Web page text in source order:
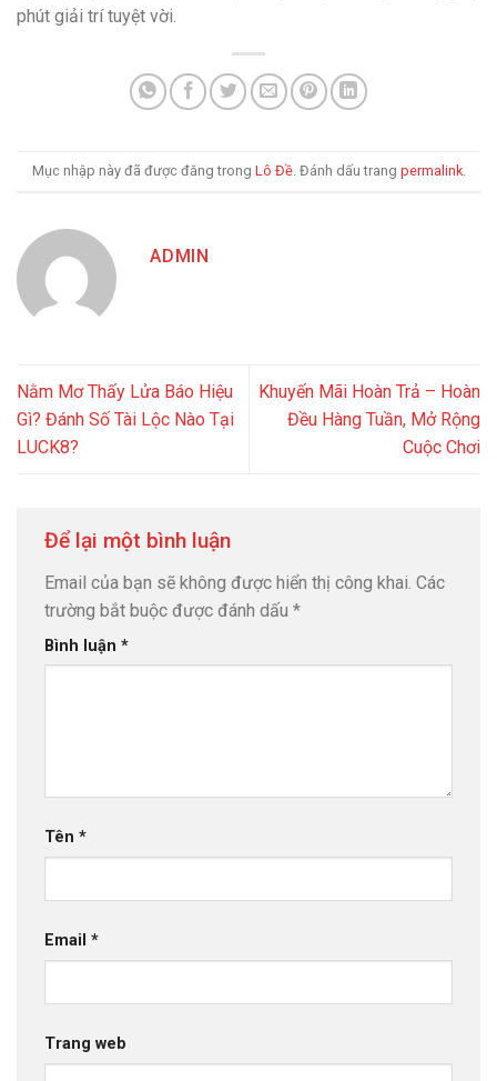
phút giải trí tuyệt vời.
Mục nhập này đã được đăng trong Lô Đề. Đánh dấu trang permalink.
ADMIN
Nằm Mơ Thấy Lửa Báo Hiệu
Gì? Đánh Số Tài Lộc Nào Tại
LUCK8?
Khuyến Mãi Hoàn Trả – Hoàn
Đều Hàng Tuần, Mở Rộng
Cuộc Chơi
Để lại một bình luận
Email của bạn sẽ không được hiển thị công khai. Các
trường bắt buộc được đánh dấu *
Bình luận *
Tên *
Email *
Trang web